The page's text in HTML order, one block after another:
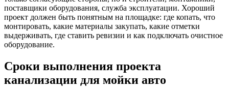
поставщики оборудования, служба эксплуатации. Хороший
проект должен быть понятным на площадке: где копать, что
монтировать, какие материалы закупать, какие отметки
выдерживать, где ставить ревизии и как подключать очистное
оборудование.
Сроки выполнения проекта
канализации для мойки авто